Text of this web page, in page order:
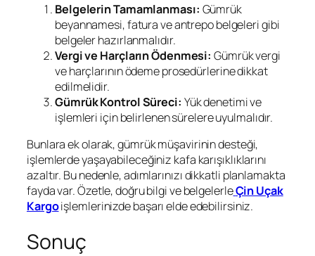
Belgelerin Tamamlanması: Gümrük
beyannamesi, fatura ve antrepo belgeleri gibi
belgeler hazırlanmalıdır.
Vergi ve Harçların Ödenmesi: Gümrük vergi
ve harçlarının ödeme prosedürlerine dikkat
edilmelidir.
Gümrük Kontrol Süreci: Yük denetimi ve
işlemleri için belirlenen sürelere uyulmalıdır.
Bunlara ek olarak, gümrük müşavirinin desteği,
işlemlerde yaşayabileceğiniz kafa karışıklıklarını
azaltır. Bu nedenle, adımlarınızı dikkatli planlamakta
fayda var. Özetle, doğru bilgi ve belgelerleÇin Uçak
Kargoişlemlerinizde başarı elde edebilirsiniz.
Sonuç